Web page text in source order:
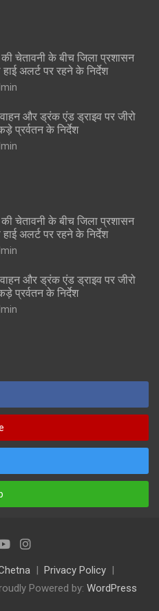
की चेतावनी के बीच जिला प्रशासन
हाई अलर्ट पर रहने के निर्देश
और ड्रंक एंड ड्राइव पर जीरो
प्रर्वतन के निर्देश
की चेतावनी के बीच जिला प्रशासन
हाई अलर्ट पर रहने के निर्देश
और ड्रंक एंड ड्राइव पर जीरो
प्रर्वतन के निर्देश
Privacy Policy
Powered by: WordPress